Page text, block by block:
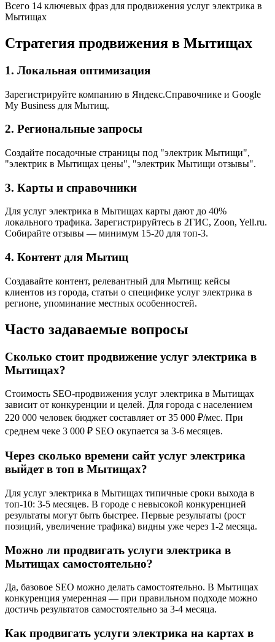
Всего 14 ключевых фраз для продвижения услуг электрика в
Мытищах
Стратегия продвижения в Мытищах
1. Локальная оптимизация
Зарегистрируйте компанию в Яндекс.Справочнике и Google
My Business для Мытищ.
2. Региональные запросы
Создайте посадочные страницы под "электрик Мытищи",
"электрик в Мытищах цены", "электрик Мытищи отзывы".
3. Карты и справочники
Для услуг электрика в Мытищах карты дают до 40%
локального трафика. Зарегистрируйтесь в 2ГИС, Zoon, Yell.ru.
Собирайте отзывы — минимум 15-20 для топ-3.
4. Контент для Мытищ
Создавайте контент, релевантный для Мытищ: кейсы
клиентов из города, статьи о специфике услуг электрика в
регионе, упоминание местных особенностей.
Часто задаваемые вопросы
Сколько стоит продвижение услуг электрика в
Мытищах?
Стоимость SEO-продвижения услуг электрика в Мытищах
зависит от конкуренции и целей. Для города с населением
220 000 человек бюджет составляет от 35 000 ₽/мес. При
среднем чеке 3 000 ₽ SEO окупается за 3-6 месяцев.
Через сколько времени сайт услуг электрика
выйдет в топ в Мытищах?
Для услуг электрика в Мытищах типичные сроки выхода в
топ-10: 3-5 месяцев. В городе с невысокой конкуренцией
результаты могут быть быстрее. Первые результаты (рост
позиций, увеличение трафика) видны уже через 1-2 месяца.
Можно ли продвигать услуги электрика в
Мытищах самостоятельно?
Да, базовое SEO можно делать самостоятельно. В Мытищах
конкуренция умеренная — при правильном подходе можно
достичь результатов самостоятельно за 3-4 месяца.
Как продвигать услуги электрика на картах в